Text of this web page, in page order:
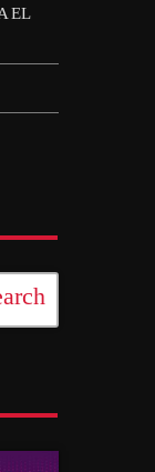
EL